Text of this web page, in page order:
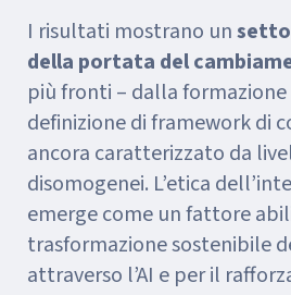
I risultati mostrano un
della portata del
più fronti – dalla
definizione di framework di
ancora caratterizzato da
disomogenei. L’etica
emerge come un fattore
trasformazione sostenibile
attraverso l’AI e per il